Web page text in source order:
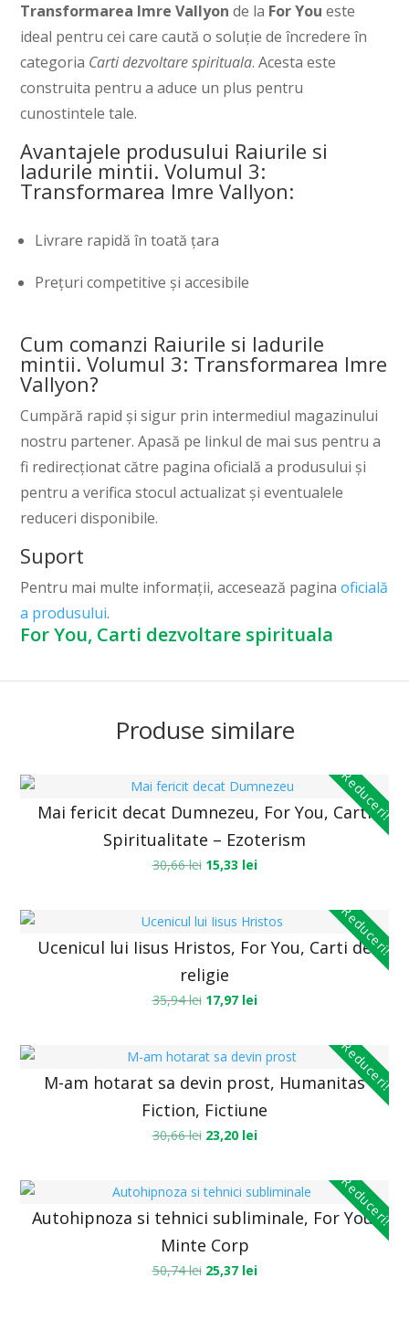
Transformarea Imre Vallyon de la For You este
ideal pentru cei care caută o soluție de încredere în
categoria Carti dezvoltare spirituala. Acesta este
construita pentru a aduce un plus pentru
cunostintele tale.
Avantajele produsului Raiurile si
Iadurile mintii. Volumul 3:
Transformarea Imre Vallyon:
Livrare rapidă în toată țara
Prețuri competitive și accesibile
Cum comanzi Raiurile si Iadurile
mintii. Volumul 3: Transformarea Imre
Vallyon?
Cumpără rapid și sigur prin intermediul magazinului
nostru partener. Apasă pe linkul de mai sus pentru a
fi redirecționat către pagina oficială a produsului și
pentru a verifica stocul actualizat și eventualele
reduceri disponibile.
Suport
Pentru mai multe informații, accesează paginaoficială
a produsului.
For You, Carti dezvoltare spirituala
Produse similare
Reduceri!
Mai fericit decat Dumnezeu, For You, Carti
Spiritualitate – Ezoterism
30,66lei 15,33 lei
Reduceri!
Ucenicul lui Iisus Hristos, For You, Carti de
religie
35,94lei 17,97 lei
Reduceri!
M-am hotarat sa devin prost, Humanitas
Fiction, Fictiune
30,66lei 23,20 lei
Reduceri!
Autohipnoza si tehnici subliminale, For You,
Minte Corp
50,74lei 25,37 lei